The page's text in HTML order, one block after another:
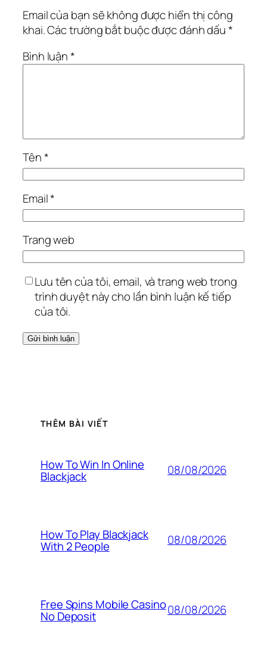
Email của bạn sẽ không được hiển thị công
khai.Các trường bắt buộc được đánh dấu*
Bình luận*
Tên*
Email*
Trang web
Lưu tên của tôi, email, và trang web trong
trình duyệt này cho lần bình luận kế tiếp
của tôi.
THÊM BÀI VIẾT
How To Win In Online
Blackjack 08/08/2026
How To Play Blackjack
With 2 People 08/08/2026
Free Spins Mobile Casino
No Deposit 08/08/2026